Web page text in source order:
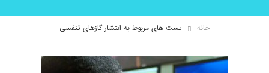
خانه تست های مربوط به انتشار گازهای تنفسی